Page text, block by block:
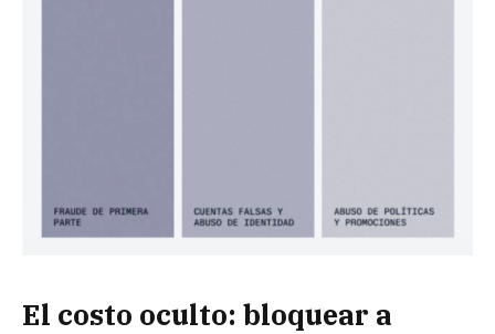
El costo oculto: bloquear a